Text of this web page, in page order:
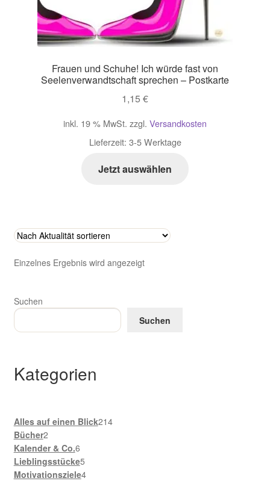
Kasse
Mein Konto
Richtlinie für Rückerstattungen und Rückgaben
Zahlungsarten im Shop
Frauen und Schuhe! Ich würde fast von
Seelenverwandtschaft sprechen – Postkarte
1,15 €
inkl. 19 % MwSt. zzgl. Versandkosten
Lieferzeit: 3-5 Werktage
Jetzt auswählen
Einzelnes Ergebnis wird angezeigt
Suchen
Suchen
Kategorien
Alles auf einen Blick214214
Bücher22
Produkte
Kalender & Co.66
Produkte
Lieblingsstücke55
Produkte
Motivationsziele44